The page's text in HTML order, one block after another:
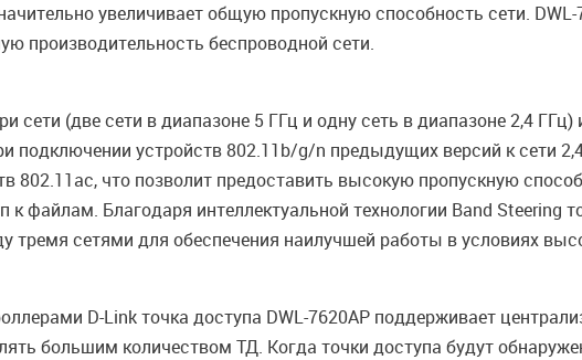
увеличивает общую пропускную способность сети.
производительность беспроводной сети.
сети (две сети в диапазоне 5 ГГц и одну сеть в диапазоне 2,4 ГГц)
подключении устройств 802.11b/g/n предыдущих версий к сети
что позволит предоставить высокую пропускную
файлам. Благодаря интеллектуальной технологии Band Steering
тремя сетями для обеспечения наилучшей работы в условиях
D-Link точка доступа DWL-7620AP поддерживает
большим количеством ТД. Когда точки доступа будут